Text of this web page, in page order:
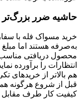
حاشیه ضرر بزرگ‌تر
خرید‌ مسواک فله با
به‌صرفه هستند اما مبلغ
محصول دریافتی مناسب
انتظارات را برآورده
هم بالاتر از خریدهای
قبل از شروع هرگونه
کیفیت کار طرف مقابل